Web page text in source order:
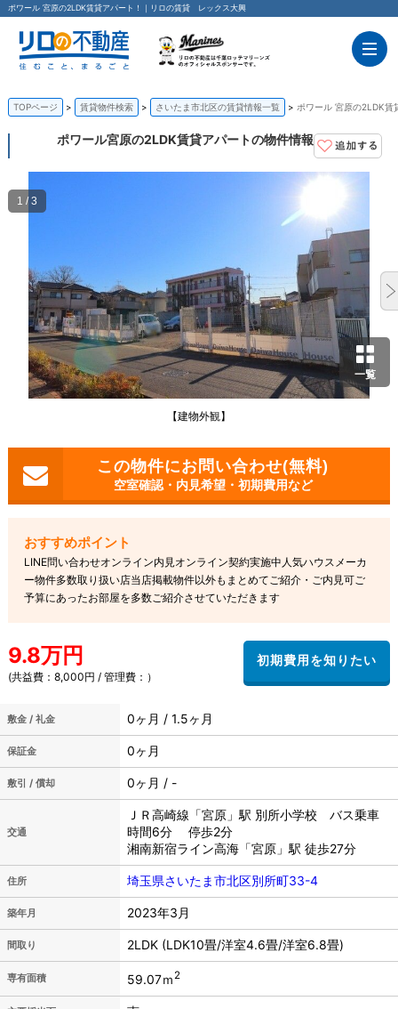
ポワール 宮原の2LDK賃貸アパート！｜リロの賃貸 レックス大興
TOPページ 賃貸物件検索 さいたま市北区の賃貸情報一覧 ポワール 宮原の2LDK賃
ポワール宮原の2LDK賃貸アパートの物件情報
一覧
【建物外観】
1 / 3
空室確認・内見希望・初期費用など
LINE問い合わせオンライン内見オンライン契約実施中人気ハウスメーカ
ー物件多数取り扱い店当店掲載物件以外もまとめてご紹介・ご内見可ご
予算にあったお部屋を多数ご紹介させていただきます
9.8万円
(共益費：8,000円 / 管理費：）
敷金 / 礼金 0ヶ月 / 1.5ヶ月
保証金 0ヶ月
敷引 / 償却 0ヶ月 / -
交通
ＪＲ高崎線「宮原」駅 別所小学校 バス乗車
時間6分 停歩2分
湘南新宿ライン高海「宮原」駅 徒歩27分
住所 埼玉県さいたま市北区別所町33-4
築年月 2023年3月
間取り 2LDK (LDK10畳/洋室4.6畳/洋室6.8畳)
専有面積 59.07ｍ2